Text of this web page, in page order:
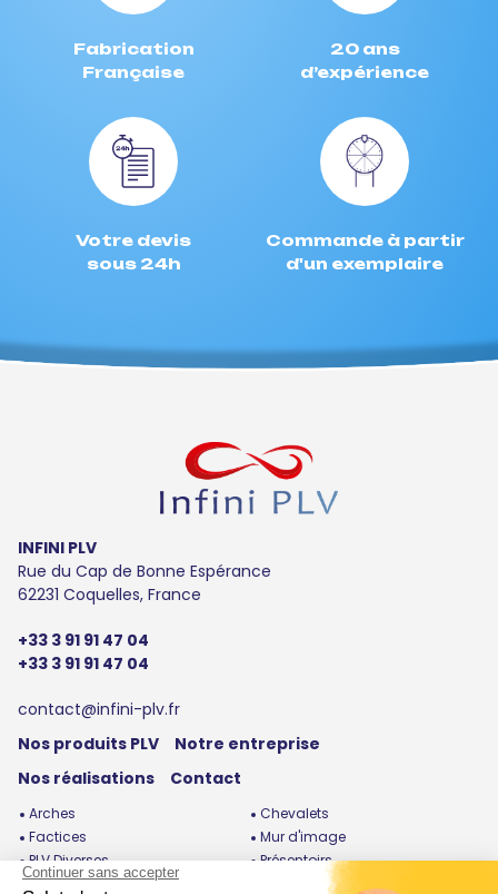
Fabrication
Française
20 ans
d’expérience
Votre devis
sous 24h
Commande à partir
d'un exemplaire
INFINI PLV
Rue du Cap de Bonne Espérance
62231 Coquelles, France
+33 3 91 91 47 04
+33 3 91 91 47 04
contact@infini-plv.fr
Nos produits PLV
Notre entreprise
Nos réalisations
Contact
Arches
Chevalets
Factices
Mur d'image
PLV Diverses
Présentoirs
Roues de la fortune
Silhouettes